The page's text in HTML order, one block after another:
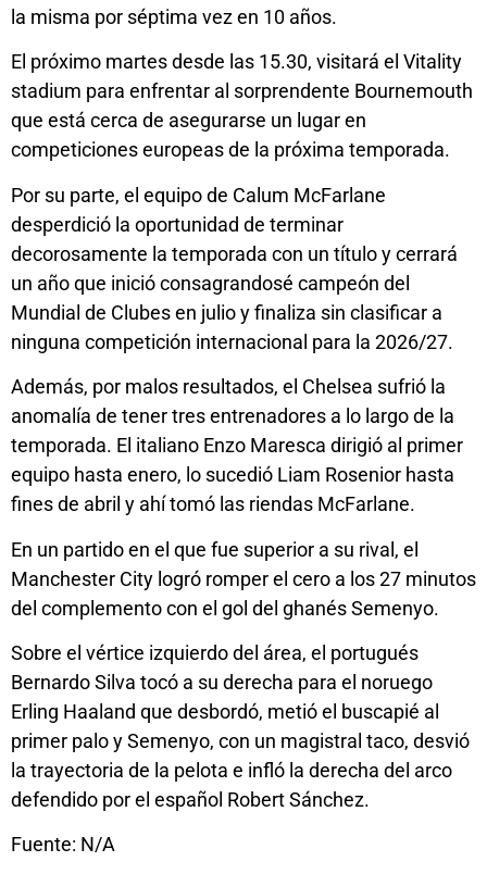
la misma por séptima vez en 10 años.
El próximo martes desde las 15.30, visitará el Vitality
stadium para enfrentar al sorprendente Bournemouth
que está cerca de asegurarse un lugar en
competiciones europeas de la próxima temporada.
Por su parte, el equipo de Calum McFarlane
desperdició la oportunidad de terminar
decorosamente la temporada con un título y cerrará
un año que inició consagrandosé campeón del
Mundial de Clubes en julio y finaliza sin clasificar a
ninguna competición internacional para la 2026/27.
Además, por malos resultados, el Chelsea sufrió la
anomalía de tener tres entrenadores a lo largo de la
temporada. El italiano Enzo Maresca dirigió al primer
equipo hasta enero, lo sucedió Liam Rosenior hasta
fines de abril y ahí tomó las riendas McFarlane.
En un partido en el que fue superior a su rival, el
Manchester City logró romper el cero a los 27 minutos
del complemento con el gol del ghanés Semenyo.
Sobre el vértice izquierdo del área, el portugués
Bernardo Silva tocó a su derecha para el noruego
Erling Haaland que desbordó, metió el buscapié al
primer palo y Semenyo, con un magistral taco, desvió
la trayectoria de la pelota e infló la derecha del arco
defendido por el español Robert Sánchez.
Fuente: N/A